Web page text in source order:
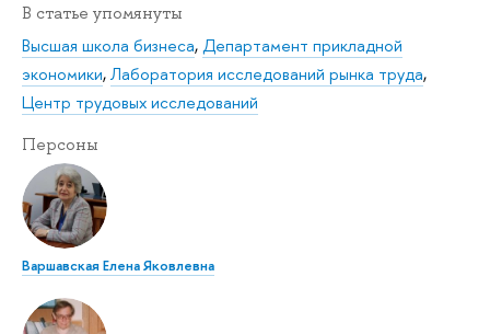
В статье упомянуты
Высшая школа бизнеса,Департамент прикладной
экономики,Лаборатория исследований рынка труда,
Центр трудовых исследований
Персоны
Варшавская Елена Яковлевна